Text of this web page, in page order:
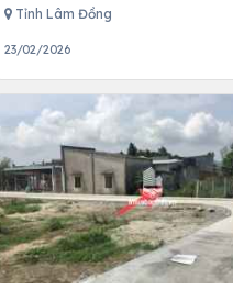
Tỉnh Lâm Đồng
23/02/2026